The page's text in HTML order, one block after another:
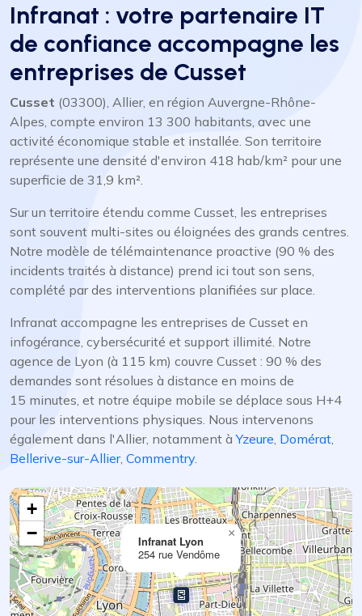
Infranat : votre partenaire IT
de confiance accompagne les
entreprises de Cusset
Cusset (03300), Allier, en région Auvergne-Rhône-
Alpes, compte environ 13 300 habitants, avec une
activité économique stable et installée. Son territoire
représente une densité d'environ 418 hab/km² pour une
superficie de 31,9 km².
Sur un territoire étendu comme Cusset, les entreprises
sont souvent multi-sites ou éloignées des grands centres.
Notre modèle de télémaintenance proactive (90 % des
incidents traités à distance) prend ici tout son sens,
complété par des interventions planifiées sur place.
Infranat accompagne les entreprises de Cusset en
infogérance, cybersécurité et support illimité. Notre
agence de Lyon (à 115 km) couvre Cusset : 90 % des
demandes sont résolues à distance en moins de
15 minutes, et notre équipe mobile se déplace sous H+4
pour les interventions physiques. Nous intervenons
également dans l'Allier, notamment àYzeure, Domérat,
Bellerive-sur-Allier, Commentry.
Infranat Lyon
254 rue Vendôme
×
+
−